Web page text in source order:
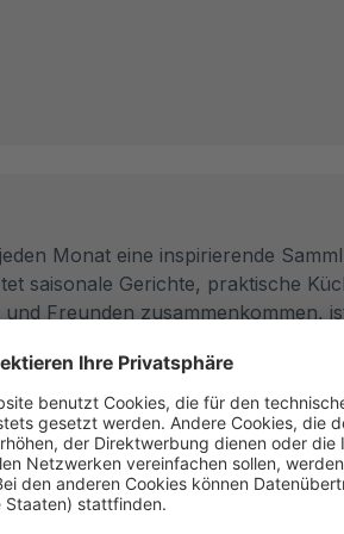
Monat eine inspirierende
saisonale Gerichte, praktische
Freunden zusammenkommen,
Auswahl an
Tipps für den Einkauf,
interessante
und neue Impulse für alle, die